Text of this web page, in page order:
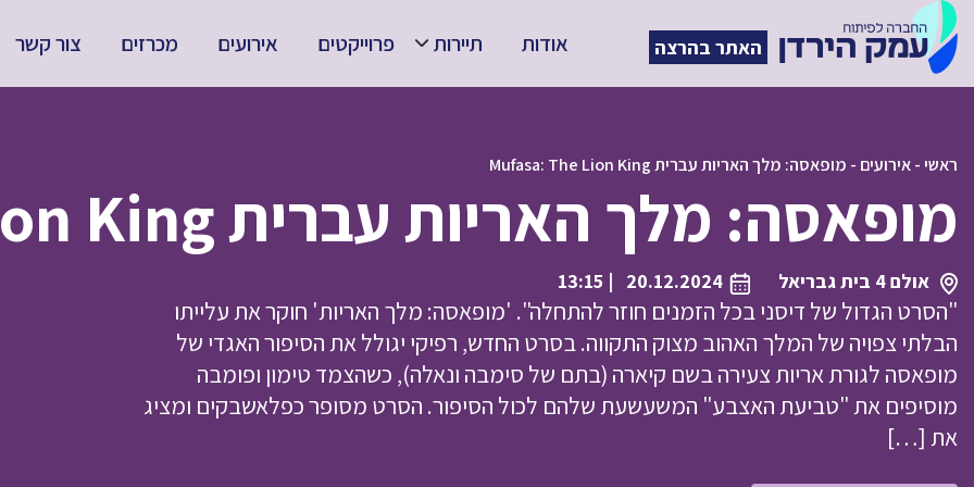
האתר בהרצה אודות תיירות פרוייקטים אירועים מכרזים צור קשר
ראשי-אירועים - מופאסה: מלך האריות עברית Mufasa: The Lion King
מופאסה: מלך האריות עברית Mufasa: The Lion King
אולם 4 בית גבריאל 20.12.2024
| 13:15
"הסרט הגדול של דיסני בכל הזמנים חוזר להתחלה". 'מופאסה: מלך האריות' חוקר את עלייתו
הבלתי צפויה של המלך האהוב מצוק התקווה. בסרט החדש, רפיקי יגולל את הסיפור האגדי של
מופאסה לגורת אריות צעירה בשם קיארה (בתם של סימבה ונאלה), כשהצמד טימון ופומבה
מוסיפים את "טביעת האצבע" המשעשעת שלהם לכול הסיפור. הסרט מסופר כפלאשבקים ומציג
את […]